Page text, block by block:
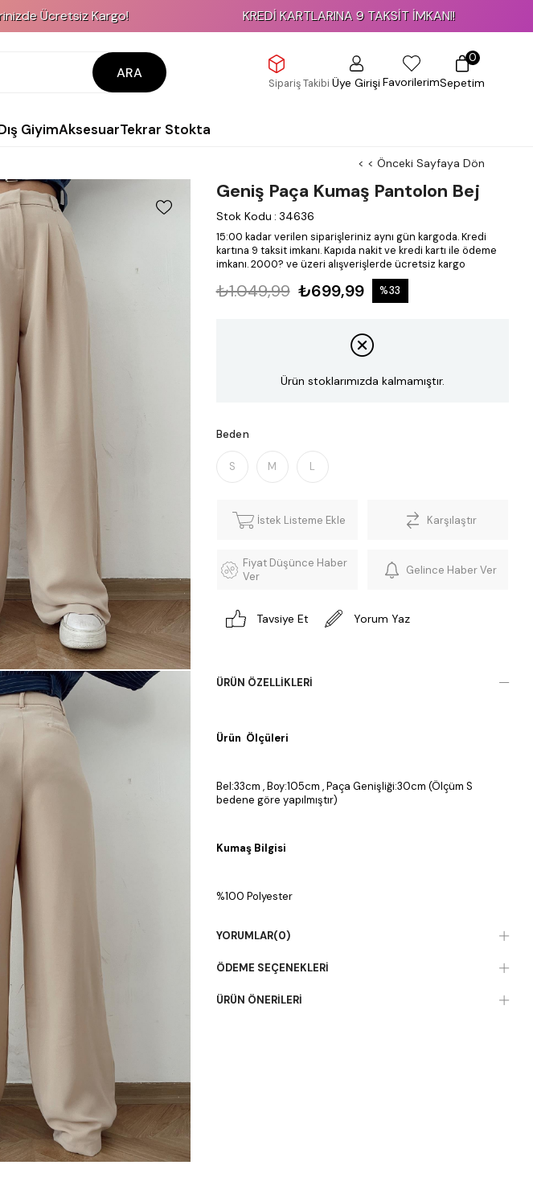
Kargo! KREDİ KARTLARINA 9 TAKSİT İMKANI!
ARA
Sipariş Takibi Üye GirişiFavorilerimSepetim
0
GiyimAksesuarTekrar Stokta
< < Önceki Sayfaya Dön
Geniş Paça Kumaş Pantolon Bej
Stok Kodu : 34636
15:00 kadar verilen siparişleriniz aynı gün kargoda. Kredi
kartına 9 taksit imkanı. Kapıda nakit ve kredi kartı ile ödeme
imkanı. 2000? ve üzeri alışverişlerde ücretsiz kargo
₺1.049,99 ₺699,99 %33
Ürün stoklarımızda kalmamıştır.
Beden
S M L
İstek Listeme Ekle Karşılaştır
Fiyat Düşünce Haber
Ver
Gelince Haber Ver
Tavsiye Et Yorum Yaz
ÜRÜN ÖZELLIKLERI
Ürün Ölçüleri
Bel:33cm , Boy:105cm , Paça Genişliği:30cm (Ölçüm S
bedene göre yapılmıştır)
Kumaş Bilgisi
%100 Polyester
YORUMLAR(0)
ÖDEME SEÇENEKLERI
ÜRÜN ÖNERILERI